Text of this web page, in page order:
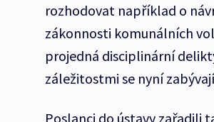
rozhodovat například o
zákonnosti komunálních
projedná disciplinární
záležitostmi se nyní
Poslanci do ústavy zařadili